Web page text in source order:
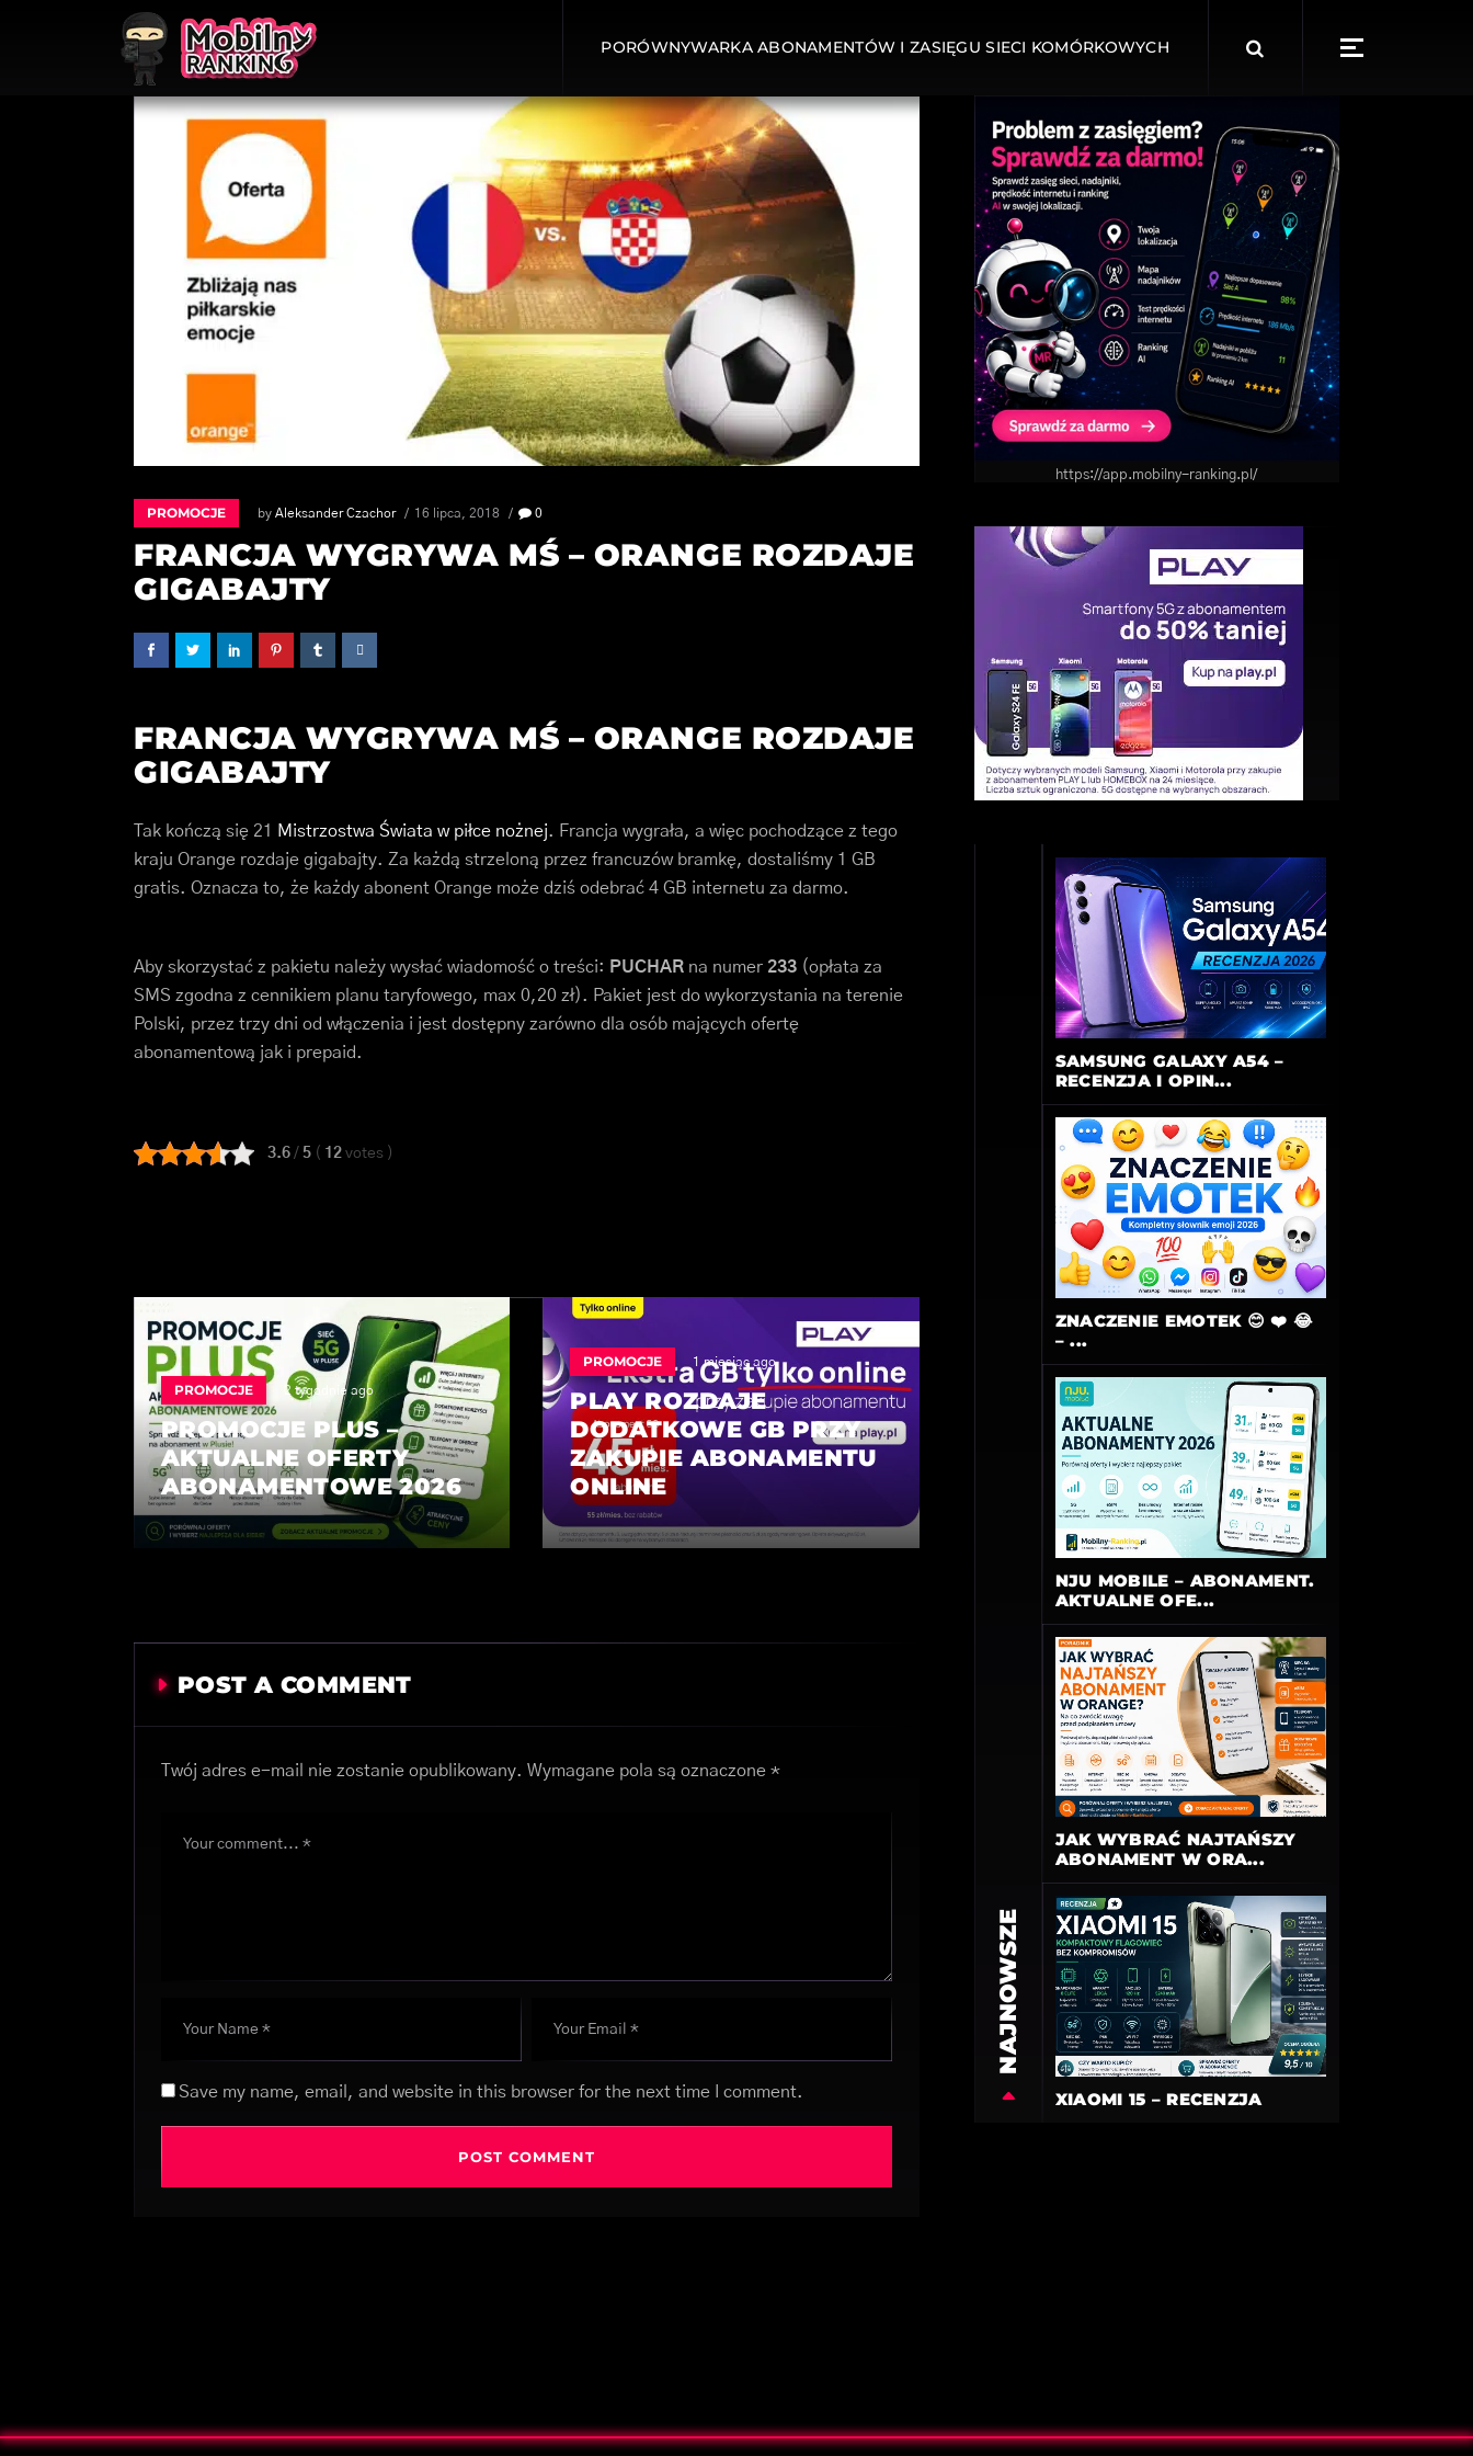
PORÓWNYWARKA ABONAMENTÓW I ZASIĘGU SIECI KOMÓRKOWYCH
for:
PROMOCJE by Aleksander Czachor 16 lipca, 2018 0
FRANCJA WYGRYWA MŚ – ORANGE ROZDAJE
GIGABAJTY
FRANCJA WYGRYWA MŚ – ORANGE ROZDAJE
GIGABAJTY
Tak kończą się 21 Mistrzostwa Świata w piłce nożnej. Francja wygrała, a więc pochodzące z tego
kraju Orange rozdaje gigabajty. Za każdą strzeloną przez francuzów bramkę, dostaliśmy 1 GB
gratis. Oznacza to, że każdy abonent Orange może dziś odebrać 4 GB internetu za darmo.
Aby skorzystać z pakietu należy wysłać wiadomość o treści: PUCHAR na numer 233 (opłata za
SMS zgodna z cennikiem planu taryfowego, max 0,20 zł). Pakiet jest do wykorzystania na terenie
Polski, przez trzy dni od włączenia i jest dostępny zarówno dla osób mających ofertę
abonamentową jak i prepaid.
3.6 / 5 ( 12 votes )
PROMOCJE 2 tygodnie ago
PROMOCJE PLUS –
AKTUALNE OFERTY
ABONAMENTOWE 2026
PROMOCJE 1 miesiąc ago
PLAY ROZDAJE
DODATKOWE GB PRZY
ZAKUPIE ABONAMENTU
ONLINE
POST A COMMENT
Twój adres e-mail nie zostanie opublikowany. Wymagane pola są oznaczone *
Save my name, email, and website in this browser for the next time I comment.
https://app.mobilny-ranking.pl/
NAJNOWSZE
SAMSUNG GALAXY A54 –
RECENZJA I OPIN...
ZNACZENIE EMOTEK 😊 ❤️ 😂
– ...
NJU MOBILE – ABONAMENT.
AKTUALNE OFE...
JAK WYBRAĆ NAJTAŃSZY
ABONAMENT W ORA...
XIAOMI 15 – RECENZJA